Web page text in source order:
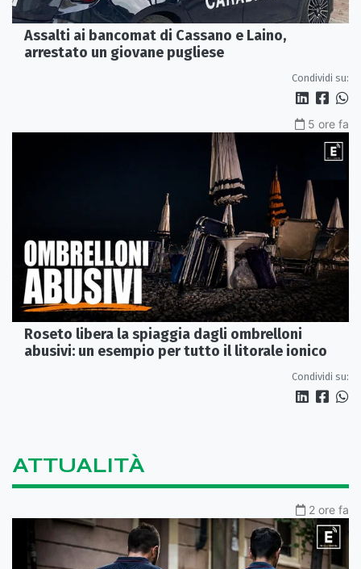
Assalti ai bancomat di Cassano e Laino,
arrestato un giovane pugliese
Condividi su:
5 ore fa
Roseto libera la spiaggia dagli ombrelloni
abusivi: un esempio per tutto il litorale ionico
Condividi su:
ATTUALITÀ
2 ore fa